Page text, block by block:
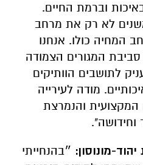
וברמת החיים.
לא רק את מרחב
המחיה כולו. אנחנו
המגורים הצמודה
לתושבים הוותיקים
מודה לעירייה
והנמרצת
וחידושה".
מונוסון: ״בהנחייתי